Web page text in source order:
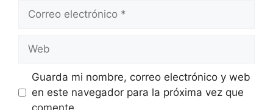
Correo
Web
Guarda mi nombre, correo electrónico y web
en este navegador para la próxima vez que